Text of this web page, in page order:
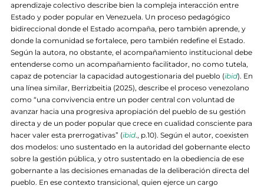
aprendizaje colectivo describe bien la compleja interacción entre
Estado y poder popular en Venezuela. Un proceso pedagógico
bidireccional donde el Estado acompaña, pero también aprende, y
donde la comunidad se fortalece, pero también redefine el Estado.
Según la autora, no obstante, el acompañamiento institucional debe
entenderse como un acompañamiento facilitador, no como tutela,
capaz de potenciar la capacidad autogestionaria del pueblo (ibid). En
una línea similar, Berrizbeitia (2025), describe el proceso venezolano
como “una convivencia entre un poder central con voluntad de
avanzar hacia una progresiva apropiación del pueblo de su gestión
directa y de un poder popular que crece en cualidad consciente para
hacer valer esta prerrogativas” (ibid., p.10). Según el autor, coexisten
dos modelos: uno sustentado en la autoridad del gobernante electo
sobre la gestión pública, y otro sustentado en la obediencia de ese
gobernante a las decisiones emanadas de la deliberación directa del
pueblo. En ese contexto transicional, quien ejerce un cargo